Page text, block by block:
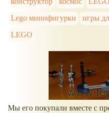
Lego минифигурки
игры
LEGO
Мы его покупали вместе с